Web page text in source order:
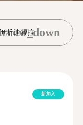
斯迪福拉
新加入